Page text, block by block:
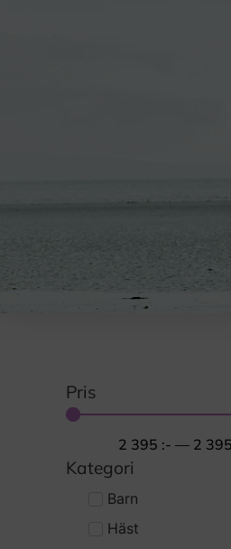
Pris
2 395 :- — 2 395
Kategori
Barn
Häst